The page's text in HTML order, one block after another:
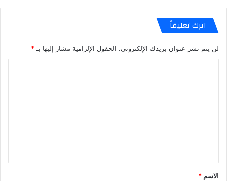
اترك تعليقاً
لن يتم نشر عنوان بريدك الإلكتروني. الحقول الإلزامية مشار إليها بـ *
*
الاسم *